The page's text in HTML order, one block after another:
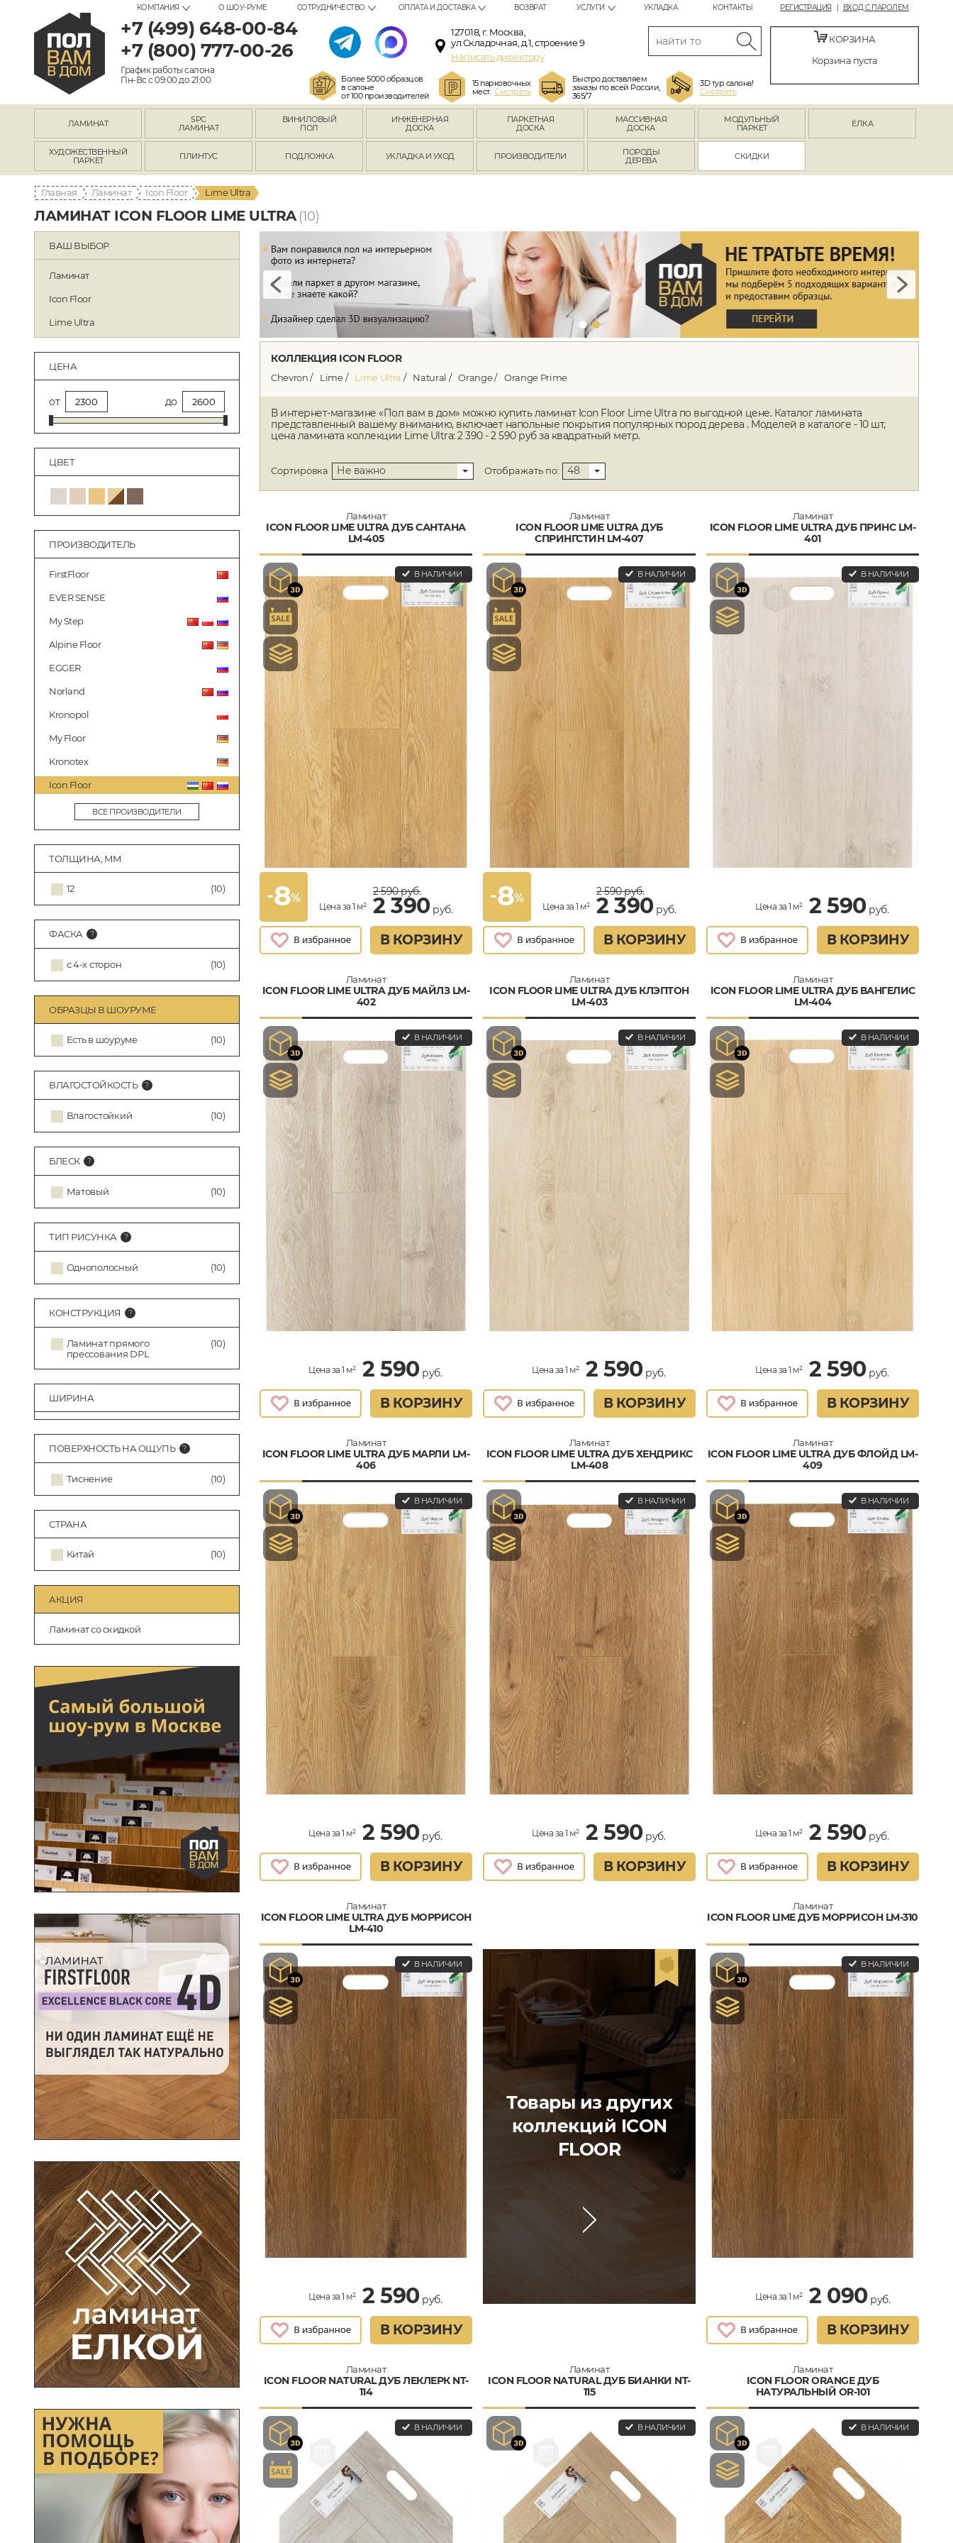
РЕГИСТРАЦИЯ ВХОД С ПАРОЛЕМ
КОМПАНИЯ О ШОУ-РУМЕ СОТРУДНИЧЕСТВО ОПЛАТА И ДОСТАВКА ВОЗВРАТ УСЛУГИ УКЛАДКА КОНТАКТЫ
+7 (499) 648-00-84
+7 (800) 777-00-26
График работы салона
Пн-Вс с 09:00 до 21:00
127018, г. Москва,
ул.Складочная, д.1, строение 9
Написать директору
Более 5000 образцов
в салоне
от 100 производителей
15 парковочных
мест.Смотреть
Быстро доставляем
заказы по всей России,
365/7
3D тур салона!
Смотреть
КОРЗИНА
Корзина пуста
ЛАМИНАТ
SPC
ЛАМИНАТ
ВИНИЛОВЫЙ
ПОЛ
ИНЖЕНЕРНАЯ
ДОСКА
ПАРКЕТНАЯ
ДОСКА
МАССИВНАЯ
ДОСКА
МОДУЛЬНЫЙ
ПАРКЕТ
ЁЛКА
ХУДОЖЕСТВЕННЫЙ
ПАРКЕТ
ПЛИНТУС ПОДЛОЖКА УКЛАДКА И УХОД ПРОИЗВОДИТЕЛИ
ПОРОДЫ
ДЕРЕВА
СКИДКИ
Главная Ламинат Icon Floor Lime Ultra
ЛАМИНАТ ICON FLOOR LIME ULTRA (10)
ВАШ ВЫБОР
Ламинат
Icon Floor
Lime Ultra
ЦЕНА
от до
ЦВЕТ
ПРОИЗВОДИТЕЛЬ
FirstFloor
EVER SENSE
My Step
Alpine Floor
EGGER
Norland
Kronopol
My Floor
Kronotex
Icon Floor
ВСЕ ПРОИЗВОДИТЕЛИ
ТОЛЩИНА, ММ
12 (10)
ФАСКА
с 4-х сторон (10)
ОБРАЗЦЫ В ШОУРУМЕ
Есть в шоуруме (10)
ВЛАГОСТОЙКОСТЬ
Влагостойкий (10)
БЛЕСК
Матовый (10)
ТИП РИСУНКА
Однополосный (10)
КОНСТРУКЦИЯ
Ламинат прямого
прессования DPL
(10)
ШИРИНА
ПОВЕРХНОСТЬ НА ОЩУПЬ
Тиснение (10)
СТРАНА
Китай (10)
АКЦИЯ
Ламинат со скидкой
КОЛЛЕКЦИЯ ICON FLOOR
Chevron Lime Lime Ultra Natural Orange Orange Prime
В интернет-магазине «Пол вам в дом» можно купить ламинат Icon Floor Lime Ultra по выгодной цене. Каталог ламината
представленный вашему вниманию, включает напольные покрытия популярных пород дерева . Моделей в каталоге - 10 шт,
цена ламината коллекции Lime Ultra: 2 390 - 2 590 руб за квадратный метр.
Сортировка Не важно Отображать по: 48
Ламинат
ICON FLOOR LIME ULTRA ДУБ САНТАНА
LM-405
В НАЛИЧИИ
-8%
Цена за 1 м²
2 590руб.
2 390руб.
В КОРЗИНУ
Ламинат
ICON FLOOR LIME ULTRA ДУБ
СПРИНГСТИН LM-407
В НАЛИЧИИ
-8%
Цена за 1 м²
2 590руб.
2 390руб.
В КОРЗИНУ
Ламинат
ICON FLOOR LIME ULTRA ДУБ ПРИНС LM-
401
В НАЛИЧИИ
Цена за 1 м² 2 590руб.
В КОРЗИНУ
Ламинат
ICON FLOOR LIME ULTRA ДУБ МАЙЛЗ LM-
402
В НАЛИЧИИ
Цена за 1 м² 2 590руб.
В КОРЗИНУ
Ламинат
ICON FLOOR LIME ULTRA ДУБ КЛЭПТОН
LM-403
В НАЛИЧИИ
Цена за 1 м² 2 590руб.
В КОРЗИНУ
Ламинат
ICON FLOOR LIME ULTRA ДУБ ВАНГЕЛИС
LM-404
В НАЛИЧИИ
Цена за 1 м² 2 590руб.
В КОРЗИНУ
Ламинат
ICON FLOOR LIME ULTRA ДУБ МАРЛИ LM-
406
В НАЛИЧИИ
Цена за 1 м² 2 590руб.
В КОРЗИНУ
Ламинат
ICON FLOOR LIME ULTRA ДУБ ХЕНДРИКС
LM-408
В НАЛИЧИИ
Цена за 1 м² 2 590руб.
В КОРЗИНУ
Ламинат
ICON FLOOR LIME ULTRA ДУБ ФЛОЙД LM-
409
В НАЛИЧИИ
Цена за 1 м² 2 590руб.
В КОРЗИНУ
Ламинат
ICON FLOOR LIME ULTRA ДУБ МОРРИСОН
LM-410
В НАЛИЧИИ
Цена за 1 м² 2 590руб.
В КОРЗИНУ
Товары из других
коллекций ICON
FLOOR
Ламинат
ICON FLOOR LIME ДУБ МОРРИСОН LM-310
В НАЛИЧИИ
Цена за 1 м² 2 090руб.
В КОРЗИНУ
Ламинат
ICON FLOOR NATURAL ДУБ ЛЕКЛЕРК NT-
114
В НАЛИЧИИ
Ламинат
ICON FLOOR NATURAL ДУБ БИАНКИ NT-
115
В НАЛИЧИИ
Ламинат
ICON FLOOR ORANGE ДУБ
НАТУРАЛЬНЫЙ OR-101
В НАЛИЧИИ